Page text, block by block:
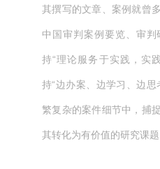
其撰写的文章、案例就曾
中国审判案例要览、审
持“理论服务于实践，实
持“边办案、边学习、边
繁复杂的案件细节中，捕
其转化为有价值的研究课题